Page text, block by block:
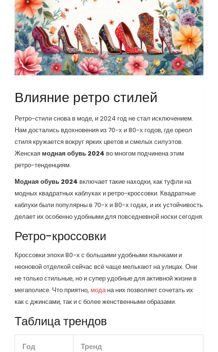
Влияние ретро стилей
Ретро-стили снова в моде, и 2024 год не стал исключением.
Нам достались вдохновения из 70-х и 80-х годов, где ореол
стиля кружается вокруг ярких цветов и смелых силуэтов.
Женская модная обувь 2024 во многом подчинена этим
ретро-тенденциям.
Модная обувь 2024 включает такие находки, как туфли на
модных квадратных каблуках и ретро-кроссовки. Квадратные
каблуки были популярны в 70-х и 80-х годах, и их устойчивость
делает их особенно удобными для повседневной носки сегодня.
Ретро-кроссовки
Кроссовки эпохи 80-х с большими удобными язычками и
неоновой отделкой сейчас всё чаще мелькают на улицах. Они
не только стильные, но и супер удобные для активной жизни в
мегаполисе. Что приятно, модана них позволяет сочетать их
как с джинсами, так и с более женственными образами.
Таблица трендов
Год Тренд